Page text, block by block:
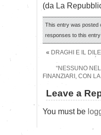
(da La
This entry was posted
responses to this
« DRAGHI E IL
“NESSUNO
FINANZIARI, CON
Leave a
You must be